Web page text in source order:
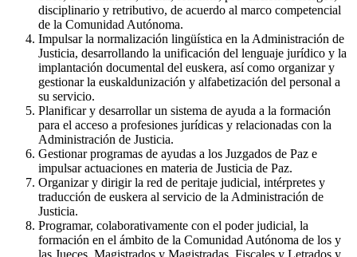
disciplinario y retributivo, de acuerdo al marco competencial
de la Comunidad Autónoma.
Impulsar la normalización lingüística en la Administración de
Justicia, desarrollando la unificación del lenguaje jurídico y la
implantación documental del euskera, así como organizar y
gestionar la euskaldunización y alfabetización del personal a
su servicio.
Planificar y desarrollar un sistema de ayuda a la formación
para el acceso a profesiones jurídicas y relacionadas con la
Administración de Justicia.
Gestionar programas de ayudas a los Juzgados de Paz e
impulsar actuaciones en materia de Justicia de Paz.
Organizar y dirigir la red de peritaje judicial, intérpretes y
traducción de euskera al servicio de la Administración de
Justicia.
Programar, colaborativamente con el poder judicial, la
formación en el ámbito de la Comunidad Autónoma de los y
las Jueces, Magistrados y Magistradas, Fiscales y Letrados y